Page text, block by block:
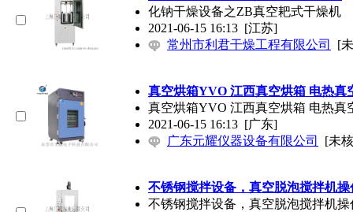
化钠干燥设备之ZB真空耙式干燥机
2021-06-15 16:13 [江苏]
常州市利君干燥工程有限公司
[
真空烘箱YVO 江西真空烘箱 电热真
真空烘箱YVO 江西真空烘箱 电热真
2021-06-15 16:13 [广东]
广东元耀仪器设备有限公司
[未
不锈钢搅拌设备，真空脱泡搅拌机操
不锈钢搅拌设备，真空脱泡搅拌机操